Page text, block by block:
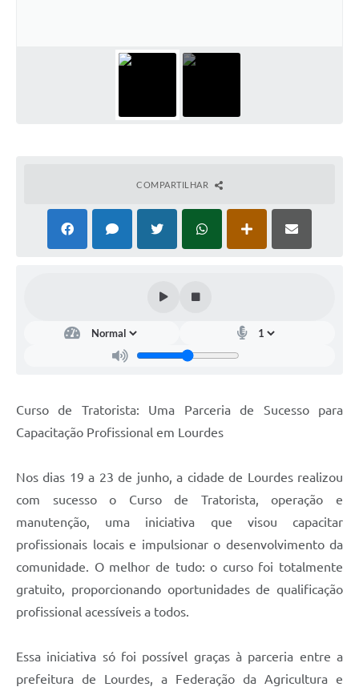
Arquivos para Download
Junta Militar
PPA
COMPARTILHAR
Curso de Tratorista: Uma Parceria de Sucesso para
Capacitação Profissional em Lourdes
Nos dias 19 a 23 de junho, a cidade de Lourdes realizou
com sucesso o Curso de Tratorista, operação e
manutenção, uma iniciativa que visou capacitar
profissionais locais e impulsionar o desenvolvimento da
comunidade. O melhor de tudo: o curso foi totalmente
gratuito, proporcionando oportunidades de qualificação
profissional acessíveis a todos.
Essa iniciativa só foi possível graças à parceria entre a
prefeitura de Lourdes, a Federação da Agricultura e